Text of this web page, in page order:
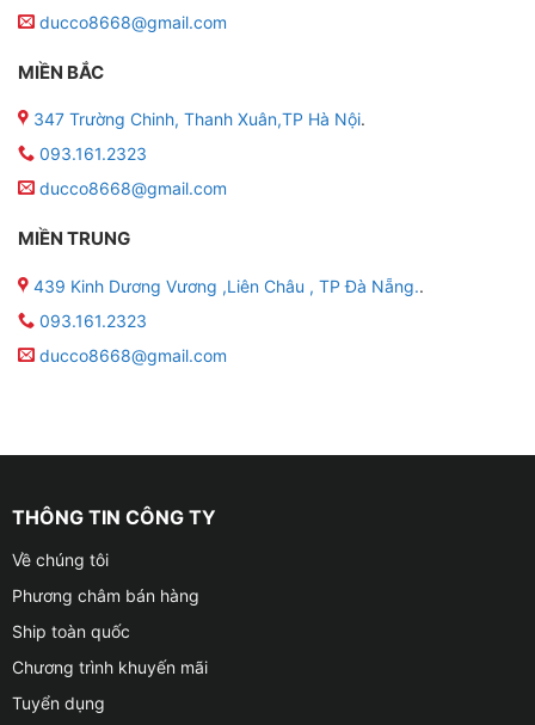
ducco8668@gmail.com
MIỀN BẮC
347 Trường Chinh, Thanh Xuân,TP Hà Nội.
093.161.2323
ducco8668@gmail.com
MIỀN TRUNG
439 Kinh Dương Vương ,Liên Châu , TP Đà Nẵng..
093.161.2323
ducco8668@gmail.com
THÔNG TIN CÔNG TY
Về chúng tôi
Phương châm bán hàng
Ship toàn quốc
Chương trình khuyến mãi
Tuyển dụng